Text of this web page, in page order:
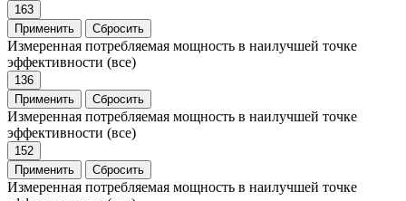
163
Применить
Сбросить
Измеренная потребляемая мощность в наилучшей точке
эффективности (все)
136
Применить
Сбросить
Измеренная потребляемая мощность в наилучшей точке
эффективности (все)
152
Применить
Сбросить
Измеренная потребляемая мощность в наилучшей точке